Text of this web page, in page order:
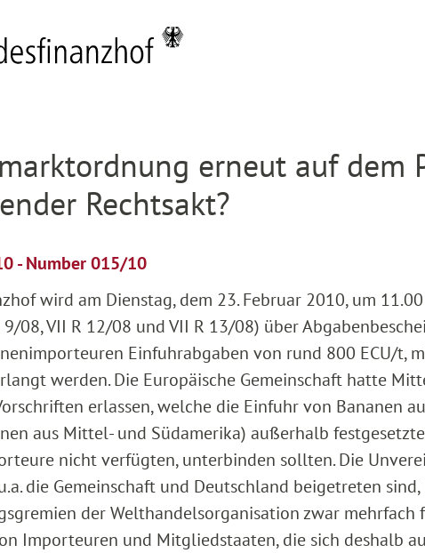
erneut auf dem
Rechtsakt?
- Number 015/10
wird am Dienstag, dem 23. Februar 2010, um
9/08, VII R 12/08 und VII R 13/08) über
Einfuhrabgaben von rund 800 ECU/t,
werden. Die Europäische Gemeinschaft hatte
erlassen, welche die Einfuhr von Bananen
aus Mittel- und Südamerika) außerhalb
nicht verfügten, unterbinden sollten. Die
die Gemeinschaft und Deutschland beigetreten
der Welthandelsorganisation zwar mehrfach
Importeuren und Mitgliedstaaten, die sich deshalb